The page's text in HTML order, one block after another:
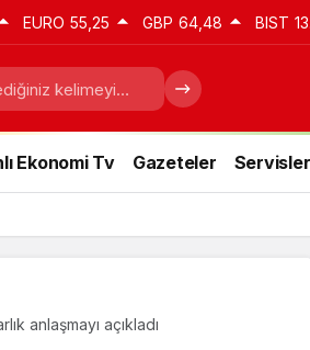
EURO 55,25 GBP 64,48 BIST
Ekonomi Tv Gazeteler Servisler
anlaşmayı açıkladı